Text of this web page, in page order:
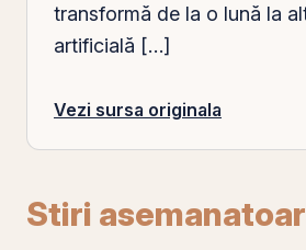
transformă de la o lună la
artificială […]
Vezi sursa originala
Stiri